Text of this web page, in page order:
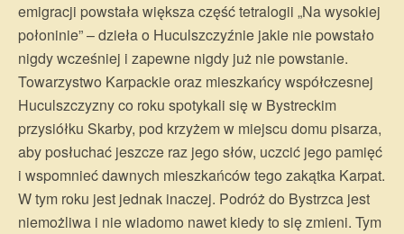
emigracji powstała większa część tetralogii „Na wysokiej
połoninie” – dzieła o Huculszczyźnie jakie nie powstało
nigdy wcześniej i zapewne nigdy już nie powstanie.
Towarzystwo Karpackie oraz mieszkańcy współczesnej
Huculszczyzny co roku spotykali się w Bystreckim
przysiółku Skarby, pod krzyżem w miejscu domu pisarza,
aby posłuchać jeszcze raz jego słów, uczcić jego pamięć
i wspomnieć dawnych mieszkańców tego zakątka Karpat.
W tym roku jest jednak inaczej. Podróż do Bystrzca jest
niemożliwa i nie wiadomo nawet kiedy to się zmieni. Tym